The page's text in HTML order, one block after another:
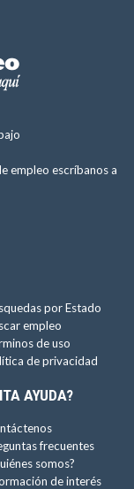
empleo escríbanos a
por Estado
empleo
de uso
de privacidad
AYUDA?
frecuentes
somos?
de interés